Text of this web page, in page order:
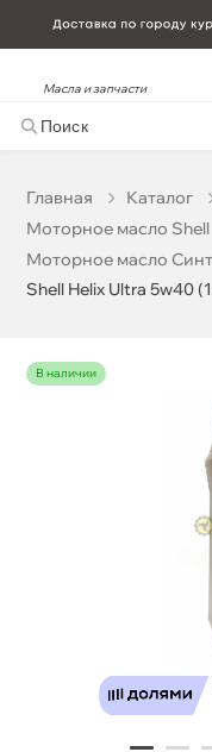
Масла и запчасти
Главная Катало
Моторное масло Shell
Моторное масло
Shell Helix Ultra 5w40
наличии
Бесплатная
Срочная за 2 ч – 399 ₽